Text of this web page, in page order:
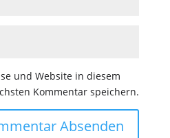
und Website in diesem
Kommentar speichern.